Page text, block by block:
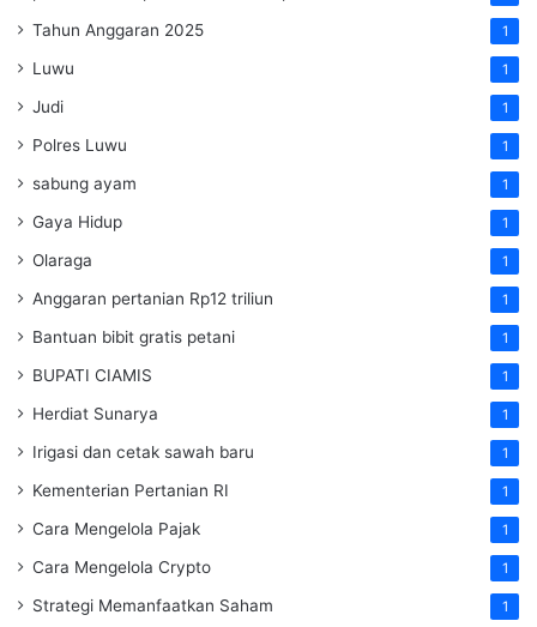
Tahun Anggaran 2025 1
Luwu 1
Judi 1
Polres Luwu 1
sabung ayam 1
Gaya Hidup 1
Olaraga 1
Anggaran pertanian Rp12 triliun 1
Bantuan bibit gratis petani 1
BUPATI CIAMIS 1
Herdiat Sunarya 1
Irigasi dan cetak sawah baru 1
Kementerian Pertanian RI 1
Cara Mengelola Pajak 1
Cara Mengelola Crypto 1
Strategi Memanfaatkan Saham 1